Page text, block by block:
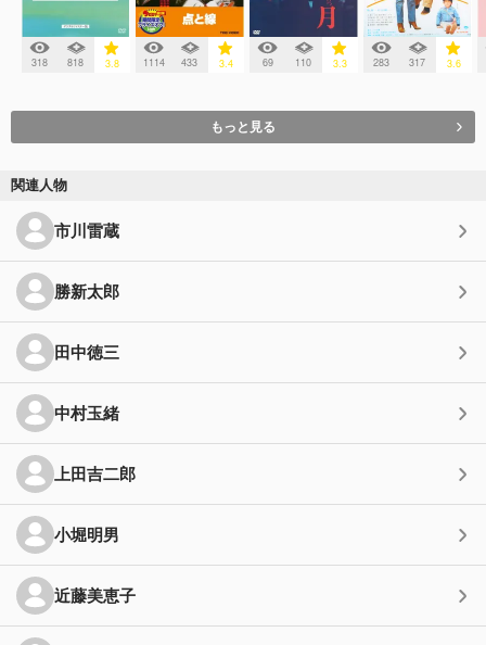
318 818 3.8 1114 433 3.4 69 110 3.3 283 317 3.6
もっと見る
関連人物
市川雷蔵
勝新太郎
田中徳三
中村玉緒
上田吉二郎
小堀明男
近藤美恵子